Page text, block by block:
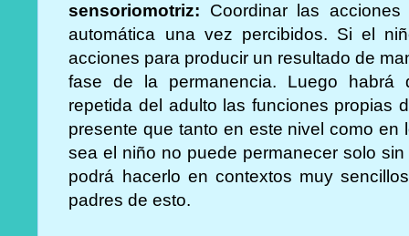
sensoriomotriz: Coordinar las
automática una vez percibidos. Si el
acciones para producir un resultado de
fase de la permanencia. Luego habrá
repetida del adulto las funciones propias
presente que tanto en este nivel como en
sea el niño no puede permanecer solo
podrá hacerlo en contextos muy
padres de esto.